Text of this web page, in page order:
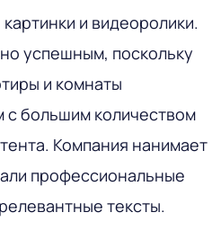
и видеоролики.
успешным, поскольку
и комнаты
с большим количеством
Компания нанимает
профессиональные
тексты.